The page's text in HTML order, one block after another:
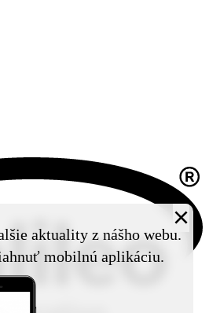
aktuality z nášho webu.
mobilnú aplikáciu.
×